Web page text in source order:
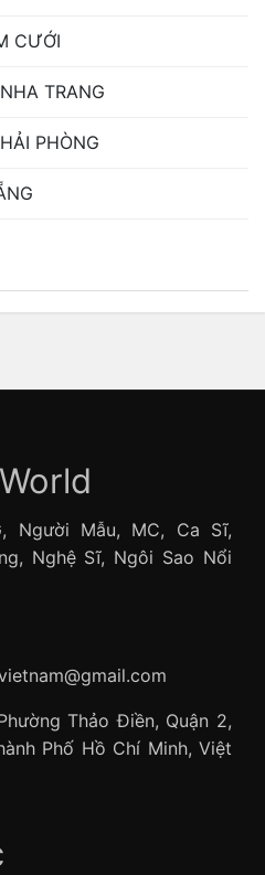
CƯỚI
TRANG
PHÒNG
Người Mẫu, MC, Ca Sĩ,
Nghệ Sĩ, Ngôi Sao Nổi
Thảo Điền, Quận 2,
Phố Hồ Chí Minh, Việt